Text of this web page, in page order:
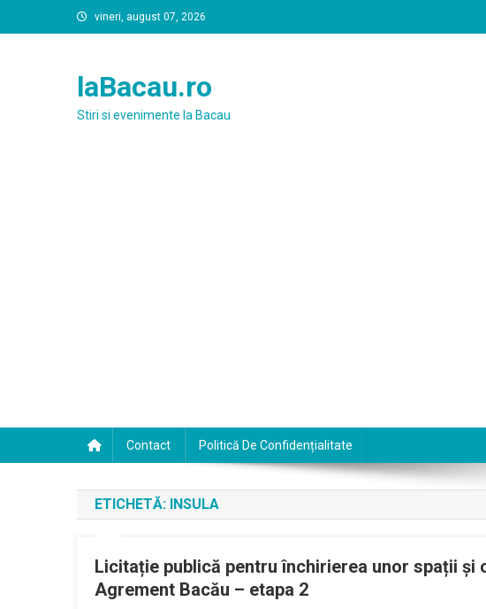
to
vineri, august 07, 2026
laBacau.ro
Stiri si evenimente la Bacau
Contact Politică De Confidențialitate
ETICHETĂ: INSULA
Licitație publică pentru închirierea unor spații și
Agrement Bacău – etapa 2